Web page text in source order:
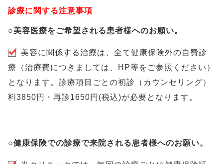
診療に関する注意事項
○美容医療をご希望される患者様へのお願い。
美容に関係する治療は、全て健康保険外の自費診
療（治療費につきましては、HP等をご参照ください）
となります。診療項目ごとの初診（カウンセリング）
料3850円・再診1650円(税込)が必要となります。
○健康保険での診療で来院される患者様へのお願い。